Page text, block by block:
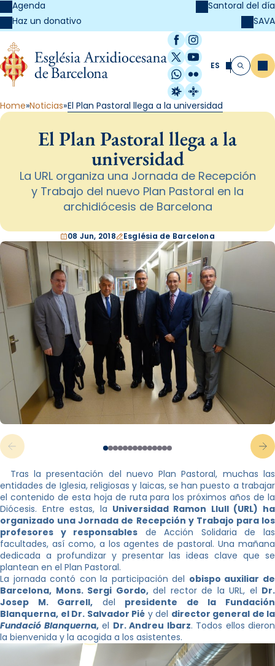
Agenda
Haz un donativo
Santoral del día
SAVA
Facebook
Instagram
X / Twitter
YouTube
WhatsApp
Flickr
Radio Estel
Catalunya
ES Buscar
Home Noticias El Plan Pastoral llega a la universidad
El Plan Pastoral llega a la
universidad
La URL organiza una Jornada de Recepción
y Trabajo del nuevo Plan Pastoral en la
archidiócesis de Barcelona
08 Jun, 2018 Església de Barcelona
Tras la presentación del nuevo Plan Pastoral, muchas las
entidades de Iglesia, religiosas y laicas, se han puesto a trabajar
el contenido de esta hoja de ruta para los próximos años de la
Diócesis. Entre estas, la Universidad Ramon Llull (URL) ha
organizado una Jornada de Recepción y Trabajo para los
profesores y responsables de Acción Solidaria de las
facultades, así como, a los agentes de pastoral. Una mañana
dedicada a profundizar y presentar las ideas clave que se
plantean en el Plan Pastoral.
La jornada contó con la participación del obispo auxiliar de
Barcelona, ​​Mons. Sergi Gordo,del rector de la URL, el Dr.
Josep M. Garrell, del presidente de la Fundación
Blanquerna, el Dr. Salvador Pié y del director general de la
Fundació Blanquerna,el Dr. Andreu Ibarz. Todos ellos dieron
la bienvenida y la acogida a los asistentes.